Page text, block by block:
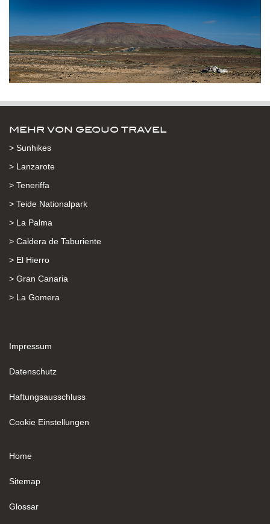
MEHR VON GEQUO TRAVEL
> Sunhikes
> Lanzarote
> Teneriffa
> Teide Nationalpark
> La Palma
> Caldera de Taburiente
> El Hierro
> Gran Canaria
> La Gomera
Impressum
Datenschutz
Haftungsausschluss
Cookie Einstellungen
Home
Sitemap
Glossar